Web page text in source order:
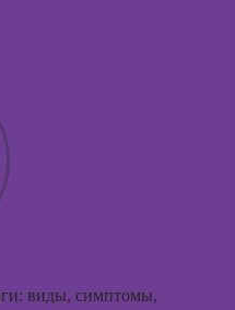
виды, симптомы,